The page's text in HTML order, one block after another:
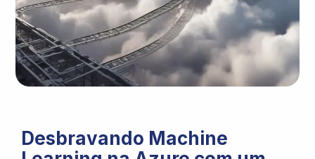
Desbravando Machine